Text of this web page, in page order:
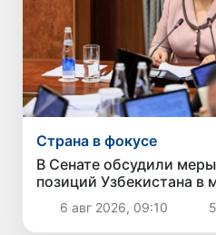
Страна в фокусе
В Сенате обсудили
позиций Узбекистана в
рейтингах и индексах
6 авг 2026, 09:10